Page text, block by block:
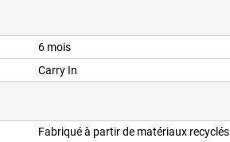
6 mois
Carry In
Fabriqué à partir de matériaux recyclés